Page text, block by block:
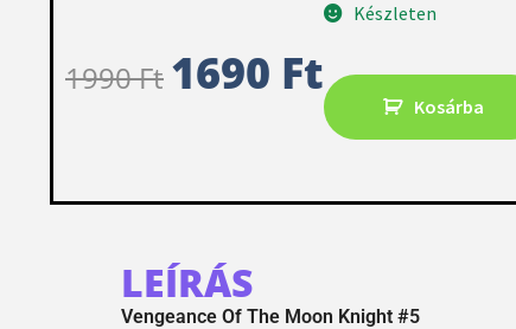
1990Ft 1690 Ft
Készleten
Kosárba
LEÍRÁS
Vengeance Of The Moon Knight #5